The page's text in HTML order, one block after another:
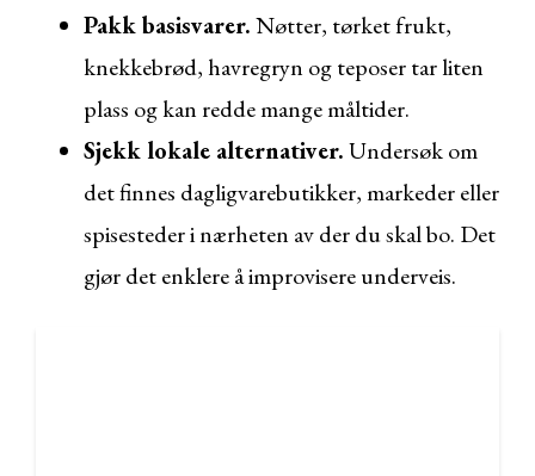
Pakk basisvarer.Nøtter, tørket frukt,
knekkebrød, havregryn og teposer tar liten
plass og kan redde mange måltider.
Sjekk lokale alternativer.Undersøk om
det finnes dagligvarebutikker, markeder eller
spisesteder i nærheten av der du skal bo. Det
gjør det enklere å improvisere underveis.